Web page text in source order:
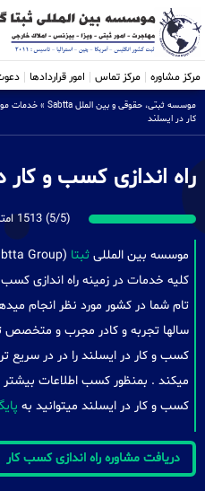
مرکز مشاوره مرکز تماس امور قراردادها
موسسه ثبتی، حقوقی و بین الملل Sabtta » خدمات
کار در ایسلند
راه اندازی کسب و کار
(5/5) 1513 امتیاز
موسسه بین المللی ثبتا
کلیه خدمات در زمینه راه اندازی کسب
تام شما در کشور مورد نظر انجام
سالها تجربه و کادر مجرب و متخصص
کسب و کار در ایسلند را در در سریع
میکند . بمنظور کسب اطلاعات بیشتر
کسب و کار در ایسلند میتوانید به
دریافت مشاوره راه اندازی کسب کار